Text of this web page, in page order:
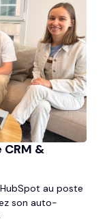
&
au poste
son auto-